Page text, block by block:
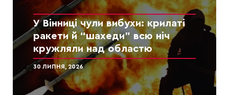
У Вінниці чули вибухи: крилаті
ракети й “шахеди” всю ніч
кружляли над областю
30 ЛИПНЯ, 2026